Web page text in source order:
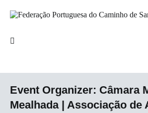
para
Santiago
Event Organizer: Câmara
Mealhada | Associação de